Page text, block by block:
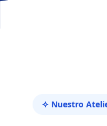
Nuestro